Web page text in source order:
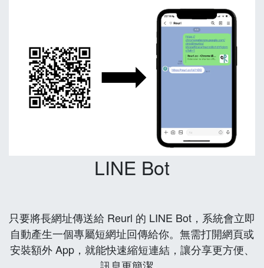
LINE Bot
只要將長網址傳送給 Reurl 的 LINE Bot，系統會立即
自動產生一個專屬短網址回傳給你。無需打開網頁或
安裝額外 App，就能快速縮短連結，讓分享更方便、